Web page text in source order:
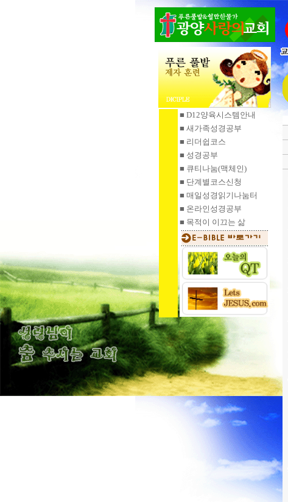
■ D12양육시스템안내
■ 새가족성경공부
■ 리더쉽코스
■ 성경공부
■ 큐티나눔(맥체인)
■ 단계별코스신청
■ 매일성경읽기 나눔터
■ 온라인성경공부
■ 목적이 이끄는 삶